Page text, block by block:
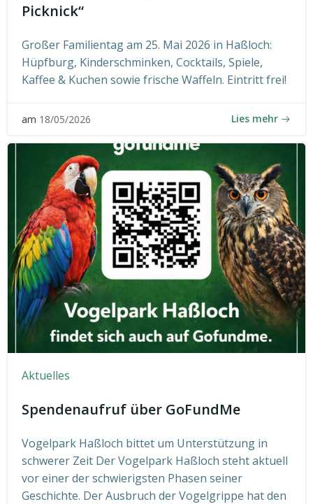
Picknick“
Großer Familientag am 25. Mai 2026 in Haßloch:
Hüpfburg, Kinderschminken, Cocktails, Spiele,
Kaffee & Kuchen sowie frische Waffeln. Eintritt frei!
am 18/05/2026 Lies mehr
Aktuelles
Spendenaufruf über GoFundMe
Vogelpark Haßloch bittet um Unterstützung in
schwerer Zeit Der Vogelpark Haßloch steht aktuell
vor einer der schwierigsten Phasen seiner
Geschichte. Der Ausbruch der Vogelgrippe hat den